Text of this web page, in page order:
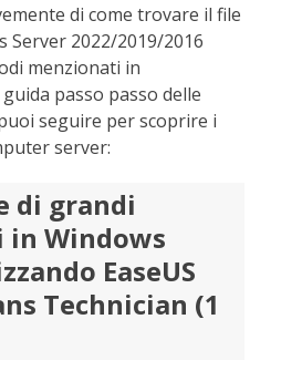
di come trovare il file
Server 2022/2019/2016
menzionati in
passo passo delle
seguire per scoprire i
server:
di grandi
Windows
EaseUS
Technician (1